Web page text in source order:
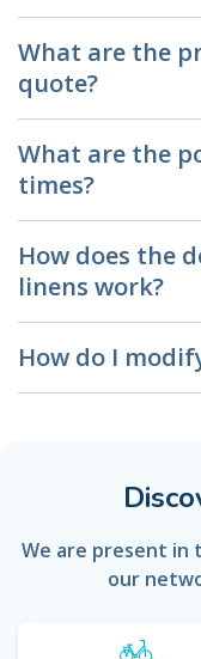
What are the
quote?
What are the
times?
How does the
linens work?
How do I
We are present in
our